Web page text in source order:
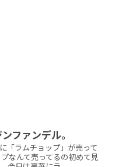
ファンデル。
「ラムチョップ」が売って
なんて売ってるの初めて見